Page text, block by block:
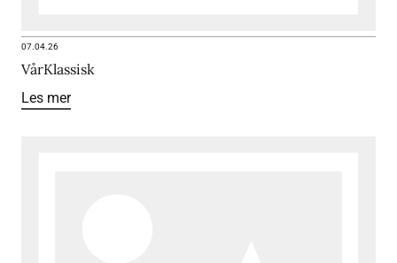
07.04.26
VårKlassisk
Les mer